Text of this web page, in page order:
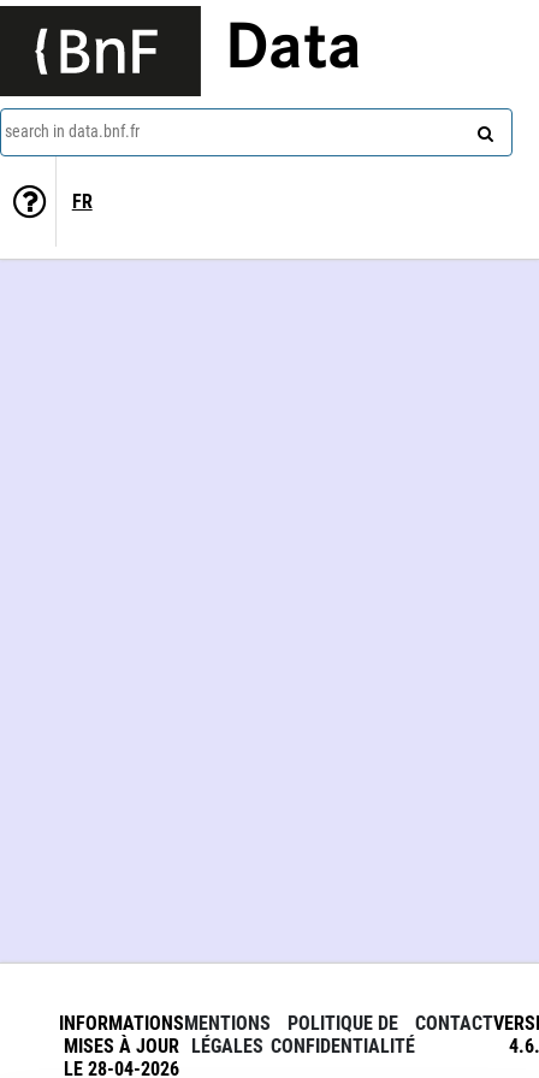
Data
search in data.bnf.fr
FR
INFORMATIONS
MISES À JOUR
LE 28-04-2026
MENTIONS
LÉGALES
POLITIQUE DE
CONFIDENTIALITÉ
CONTACT